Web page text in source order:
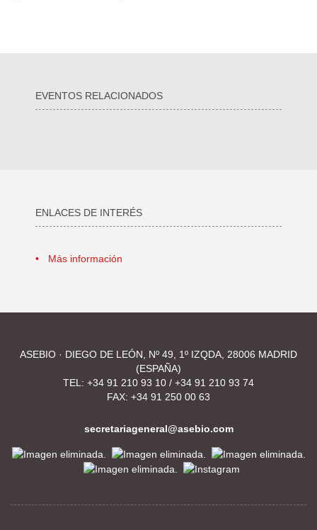
EVENTOS RELACIONADOS
ENLACES DE INTERÉS
Más información
ASEBIO · DIEGO DE LEÓN, Nº 49, 1º IZQDA, 28006 MADRID
(ESPAÑA)
TEL: +34 91 210 93 10 / +34 91 210 93 74
FAX: +34 91 250 00 63
secretariageneral@asebio.com